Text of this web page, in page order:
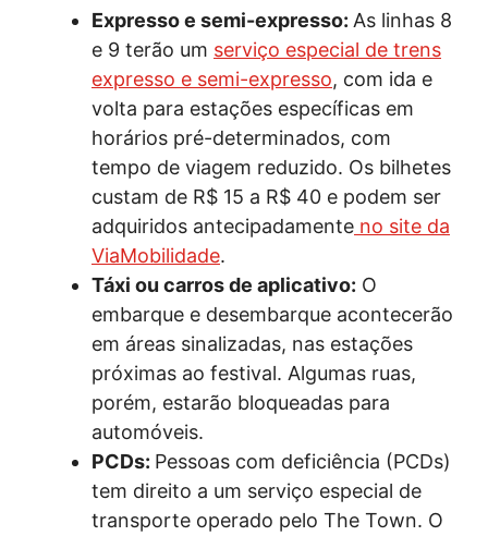
Expresso e semi-expresso: As linhas 8
e 9 terão um serviço especial de trens
expresso e semi-expresso, com ida e
volta para estações específicas em
horários pré-determinados, com
tempo de viagem reduzido. Os bilhetes
custam de R$ 15 a R$ 40 e podem ser
adquiridos antecipadamente no site da
ViaMobilidade.
Táxi ou carros de aplicativo: O
embarque e desembarque acontecerão
em áreas sinalizadas, nas estações
próximas ao festival. Algumas ruas,
porém, estarão bloqueadas para
automóveis.
PCDs: Pessoas com deficiência (PCDs)
tem direito a um serviço especial de
transporte operado pelo The Town. O